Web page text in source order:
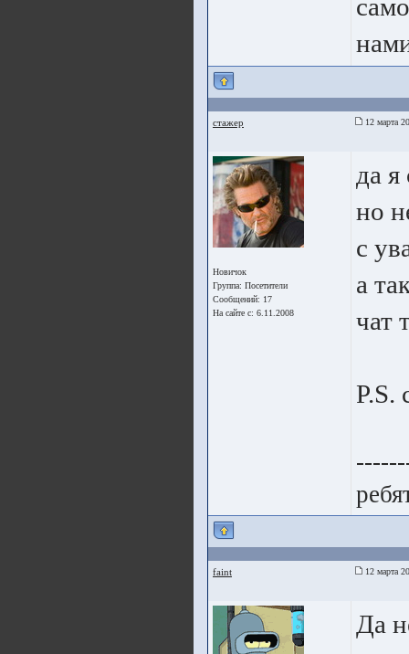
стажер 12 марта
Новичок
Группа: Посетители
Сообщений: 17
На сайте с: 6.11.2008
да
но
с
а
чат
P.S.
faint 12 марта
Да